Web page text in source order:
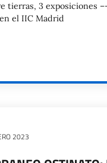
tierras, 3 exposiciones
el IIC Madrid
2023